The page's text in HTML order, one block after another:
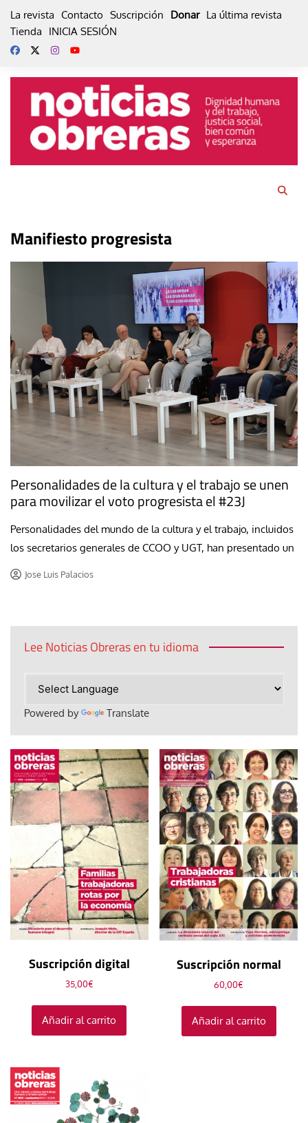
La revista Contacto Suscripción Donar La última revista
Tienda
INICIA SESIÓN
Manifiesto progresista
Personalidades de la cultura y el trabajo se unen
para movilizar el voto progresista el #23J
Personalidades del mundo de la cultura y el trabajo, incluidos
los secretarios generales de CCOO y UGT, han presentado un
Jose Luis Palacios
Lee Noticias Obreras en tu idioma
Powered by Translate
Suscripción digital
35,00€
Añadir al carrito
Suscripción normal
60,00€
Añadir al carrito